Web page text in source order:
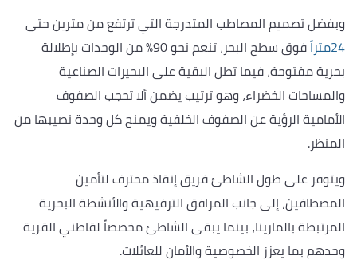
وبفضل تصميم المصاطب المتدرجة التي ترتفع من مترين حتى
24متراً
فوق سطح البحر، تنعم نحو 90% من الوحدات بإطلالة
بحرية مفتوحة، فيما تطل البقية على البحيرات الصناعية
والمساحات الخضراء، وهو ترتيب يضمن ألا تحجب الصفوف
الأمامية الرؤية عن الصفوف الخلفية ويمنح كل وحدة نصيبها من
المنظر.
ويتوفر على طول الشاطئ فريق إنقاذ محترف لتأمين
المصطافين، إلى جانب المرافق الترفيهية والأنشطة البحرية
المرتبطة بالمارينا، بينما يبقى الشاطئ مخصصاً لقاطني القرية
وحدهم بما يعزز الخصوصية والأمان للعائلات.